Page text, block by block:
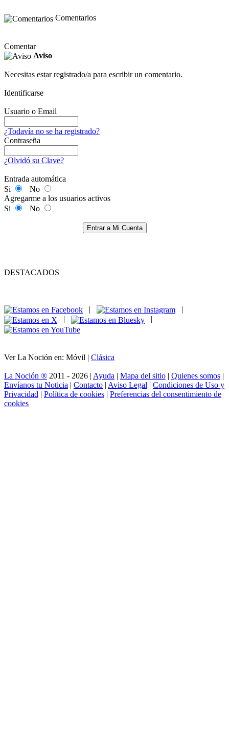
Comentarios
Comentar
Aviso
Necesitas estar registrado/a para escribir un comentario.
Identificarse
Usuario o Email
¿Todavía no se ha registrado?
Contraseña
¿Olvidó su Clave?
Entrada automática
Si
No
Agregarme a los usuarios activos
Si
No
Entrar a Mi Cuenta
DESTACADOS
|
|
|
|
Ver La Noción en: Móvil | Clásica
La Noción ® 2011 - 2026 | Ayuda | Mapa del sitio | Quienes somos |
Envíanos tu Noticia | Contacto | Aviso Legal | Condiciones de Uso y
Privacidad | Política de cookies | Preferencias del consentimiento de
cookies